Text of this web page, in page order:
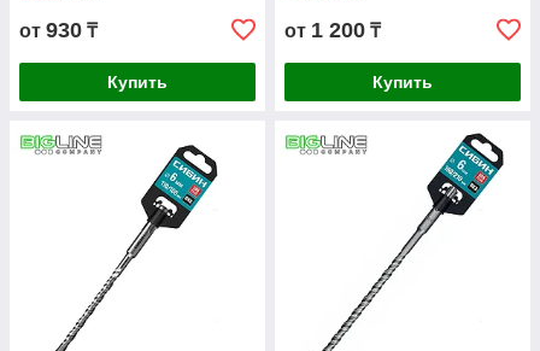
от 930 ₸
Купить
от 1 200 ₸
Купить